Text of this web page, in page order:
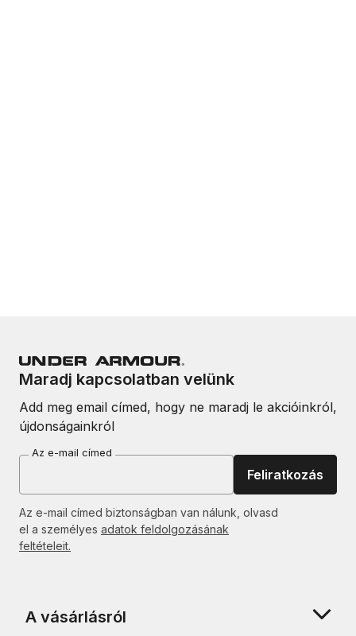
Maradj kapcsolatban velünk
Add meg email címed, hogy ne maradj le akcióinkról,
újdonságainkról
Az e-mail címed
Feliratkozás
Az e-mail címed biztonságban van nálunk, olvasd
el a személyes adatok feldolgozásának
feltételeit.
A vásárlásról